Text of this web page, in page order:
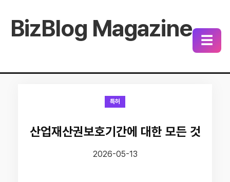
BizBlog Magazine ☰
특허
산업재산권보호기간에 대한 모든 것
2026-05-13